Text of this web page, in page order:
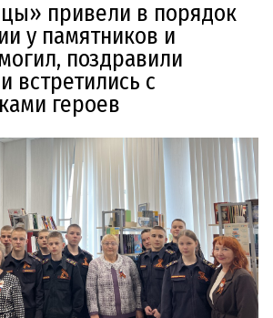
привели в порядок
у памятников и
поздравили
встретились с
героев